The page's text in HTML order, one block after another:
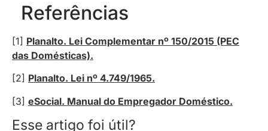
Referências
[1] Planalto. Lei Complementar nº 150/2015 (PEC
das Domésticas).
[2] Planalto. Lei nº 4.749/1965.
[3] eSocial. Manual do Empregador Doméstico.
Esse artigo foi útil?